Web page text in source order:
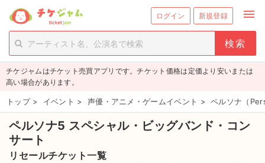
ログイン 新規登録 menu
person_add 新規会員登録
チケットを探す
新着チケット
値下げしたチケット
都道府県からチケットを探す
チケジャムはチケット売買アプリです。チケット価格は定価より安いまたは
高い場合があります。
トップ > イベント > 声優・アニメ・ゲームイベント > ペルソナ（
ペルソナ5 スペシャル・ビッグバンド・コン
サート
リセールチケット一覧